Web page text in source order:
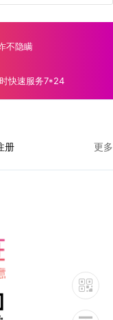
不隐瞒
快速服务7*24
册
菲律宾13a签证
食
律宾pwp临时工签
更多